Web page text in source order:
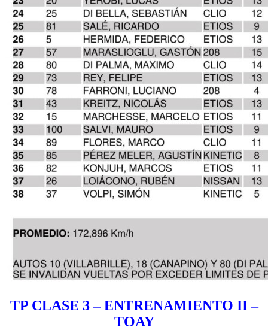
TP CLASE 3 – ENTRENAMIENTO II –
TOAY